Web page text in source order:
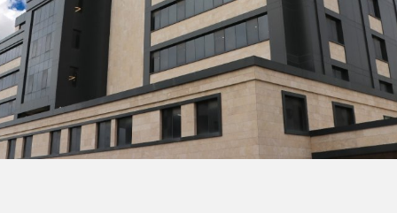
ქართული
Русский
български
Français
Español
Italiano